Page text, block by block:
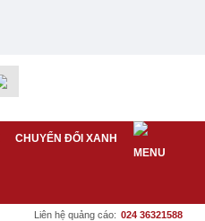
CHUYỂN ĐỔI XANH
Liên hệ quảng cáo: 024 36321588